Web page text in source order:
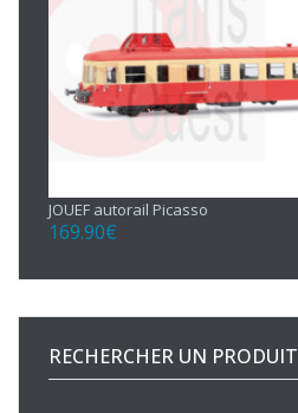
JOUEF autorail Picasso
169.90€
RECHERCHER UN PRODUIT